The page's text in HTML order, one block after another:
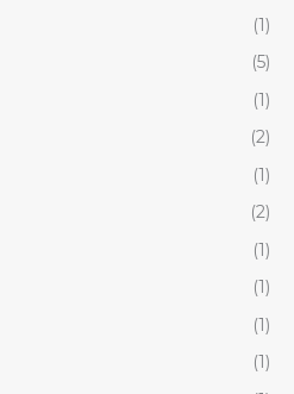
(1)
(5)
(1)
(2)
(1)
(2)
(1)
(1)
(1)
(1)